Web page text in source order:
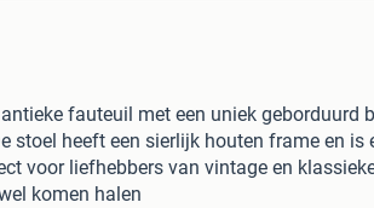
fauteuil met een uniek geborduurd
stoel heeft een sierlijk houten frame en is
voor liefhebbers van vintage en
komen halen